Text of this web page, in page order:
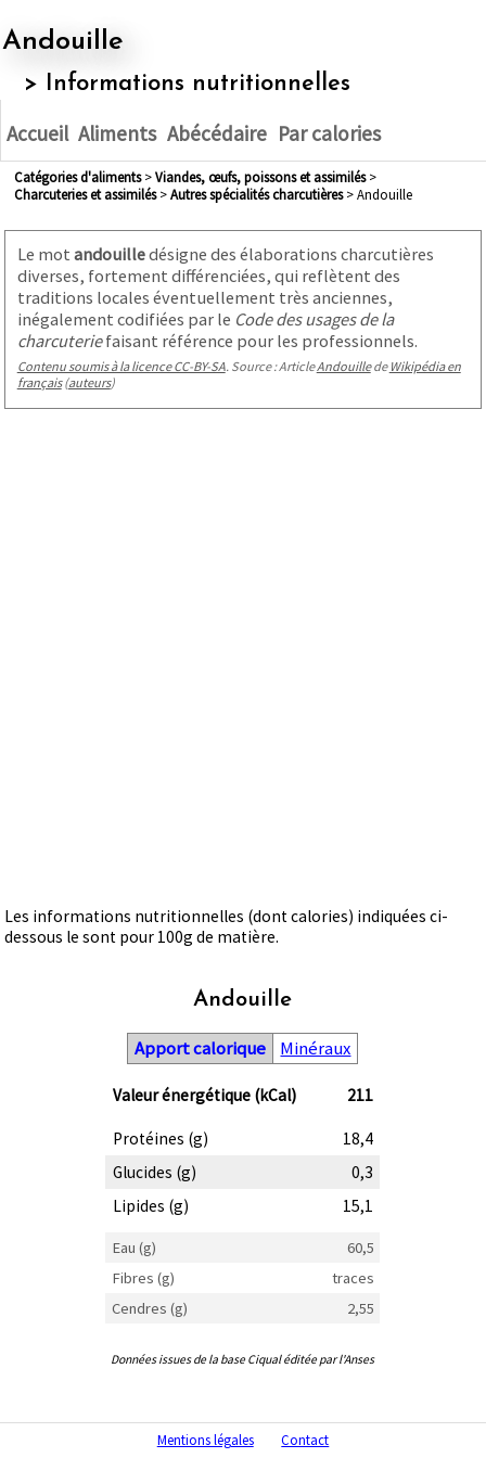
Andouille
> Informations nutritionnelles
Accueil Aliments Abécédaire Par calories
Catégories d'aliments> viandes, œufs, poissons et assimilés>
charcuteries et assimilés> autres spécialités charcutières> Andouille
Le mot andouilledésigne des élaborations charcutières
diverses, fortement différenciées, qui reflètent des
traditions locales éventuellement très anciennes,
inégalement codifiées par le Code des usages de la
charcuteriefaisant référence pour les professionnels.
Contenu soumis à la licence CC-BY-SA. Source : ArticleAndouillede Wikipédia en
français(auteurs)
Les informations nutritionnelles (dont calories) indiquées ci-
dessous le sont pour 100g de matière.
Andouille
Apport calorique Minéraux
Valeur énergétique (kCal) 211
Protéines (g)
18,4
Glucides (g)
0,3
Lipides (g)
15,1
Eau (g)
60,5
Fibres (g)
traces
Cendres (g)
2,55
Données issues de la base Ciqual éditée par l'Anses
Mentions légales Contact